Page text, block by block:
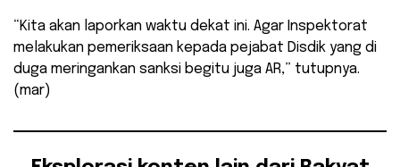
“Kita akan laporkan waktu dekat ini. Agar Inspektorat
melakukan pemeriksaan kepada pejabat Disdik yang di
duga meringankan sanksi begitu juga AR,” tutupnya.
(mar)